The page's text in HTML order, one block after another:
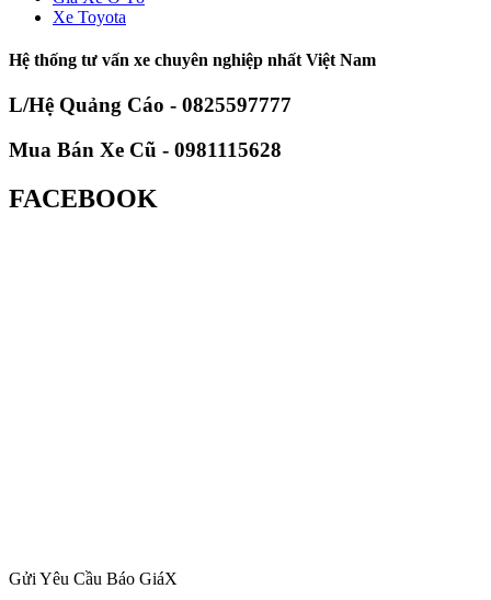
Xe Toyota
Hệ thống tư vấn xe chuyên nghiệp nhất Việt Nam
L/Hệ Quảng Cáo - 0825597777
Mua Bán Xe Cũ - 0981115628
FACEBOOK
Gửi Yêu Cầu Báo GiáX